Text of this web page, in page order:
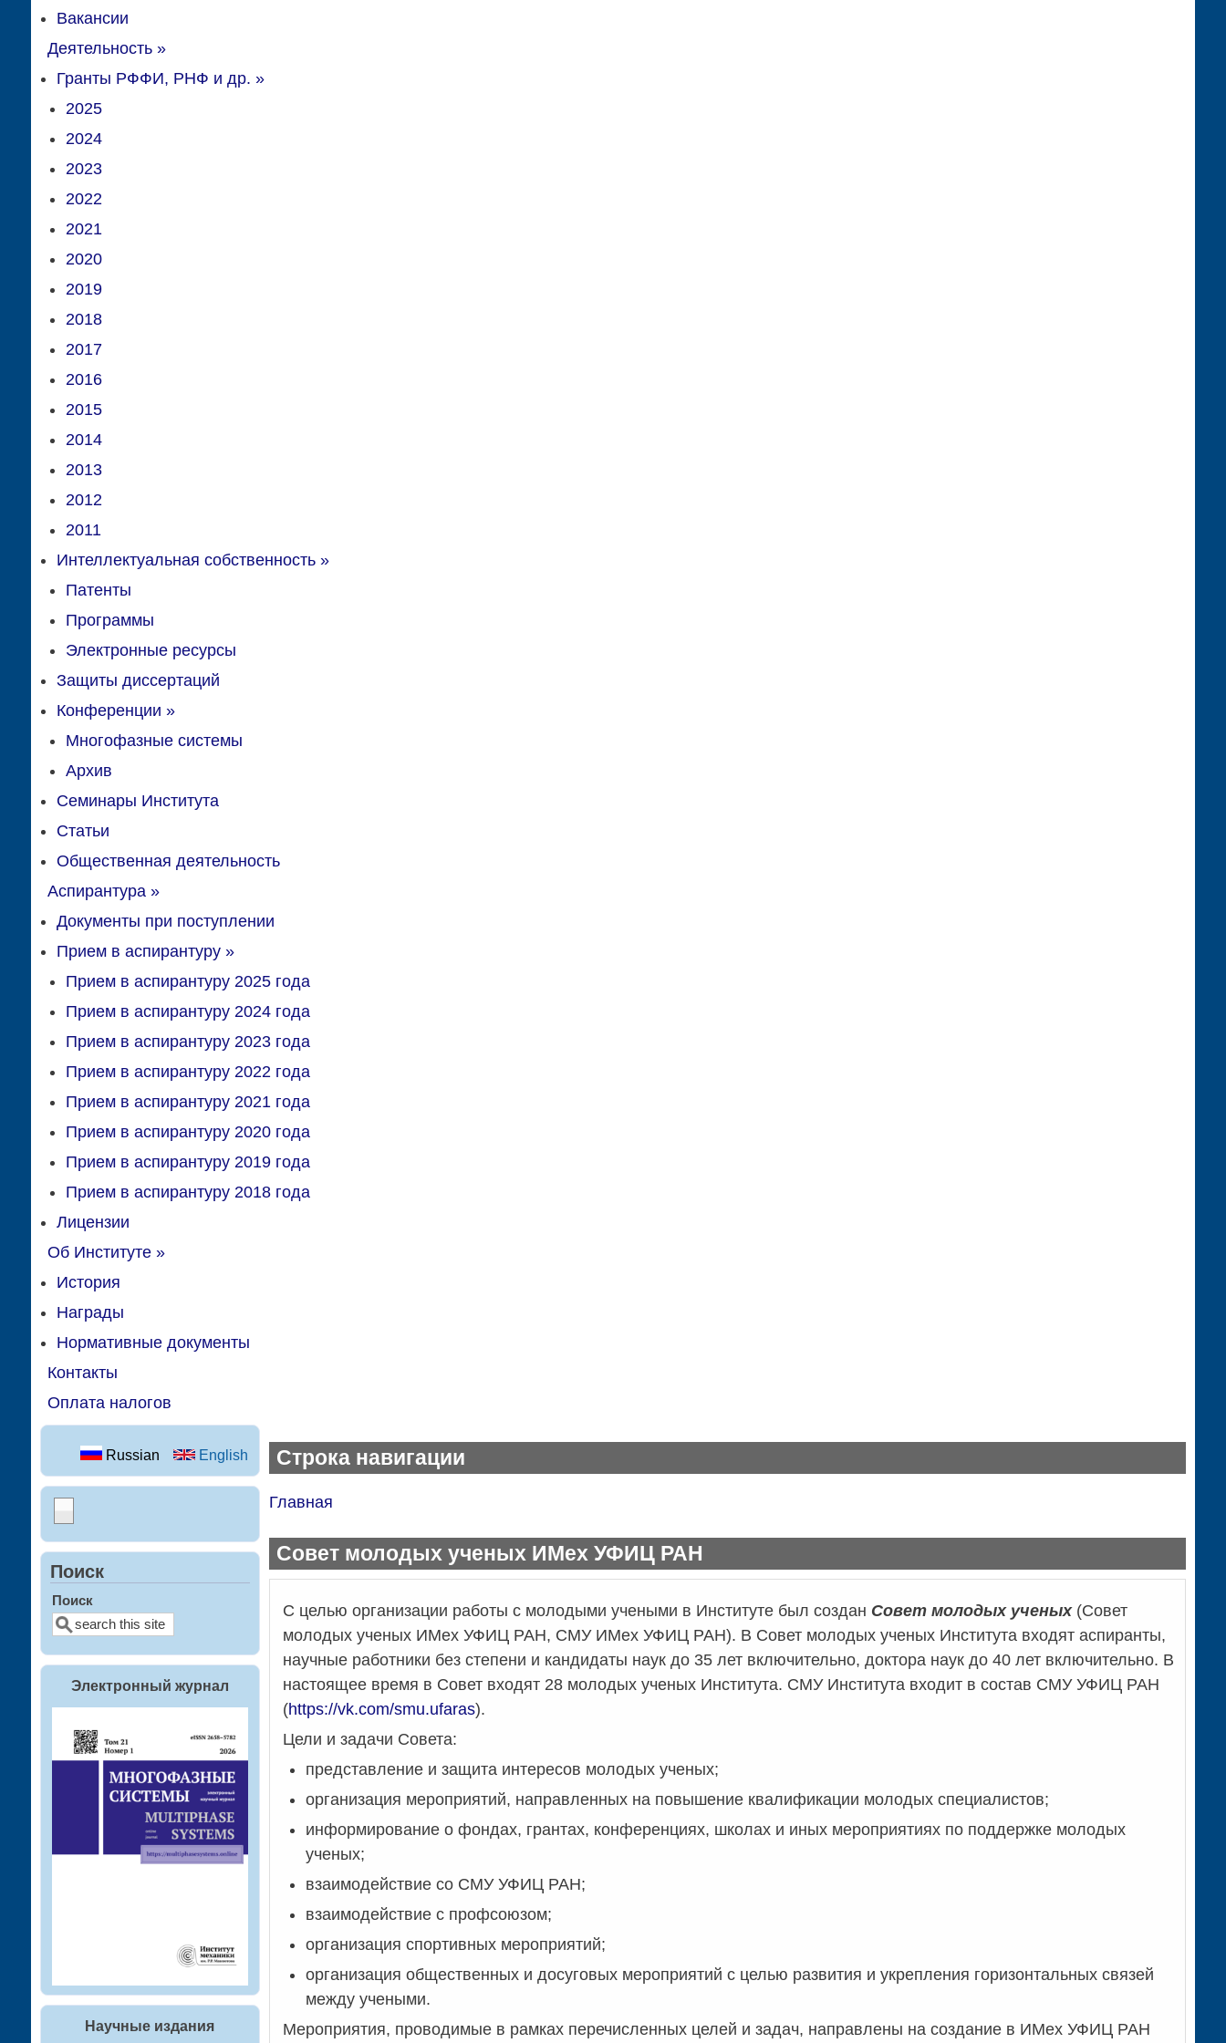
Вакансии
Деятельность»
Гранты РФФИ, РНФ и др. »
2025
2024
2023
2022
2021
2020
2019
2018
2017
2016
2015
2014
2013
2012
2011
Интеллектуальная собственность»
Патенты
Программы
Электронные ресурсы
Защиты диссертаций
Конференции »
Многофазные системы
Архив
Семинары Института
Статьи
Общественная деятельность
Аспирантура»
Документы при поступлении
Прием в аспирантуру»
Прием в аспирантуру 2025 года
Прием в аспирантуру 2024 года
Прием в аспирантуру 2023 года
Прием в аспирантуру 2022 года
Прием в аспирантуру 2021 года
Прием в аспирантуру 2020 года
Прием в аспирантуру 2019 года
Прием в аспирантуру 2018 года
Лицензии
Об Институте»
История
Награды
Нормативные документы
Контакты
Оплата налогов
Строка навигации
Главная
Совет молодых ученых ИМех УФИЦ РАН
С целью организации работы с молодыми учеными в Институте был создан Совет молодых ученых(Совет
молодых ученых ИМех УФИЦ РАН, СМУ ИМех УФИЦ РАН). В Совет молодых ученых Института входят аспиранты,
научные работники без степени и кандидаты наук до 35 лет включительно, доктора наук до 40 лет включительно. В
настоящее время в Совет входят 28 молодых ученых Института. СМУ Института входит в состав СМУ УФИЦ РАН
(https://vk.com/smu.ufaras).
Цели и задачи Совета:
представление и защита интересов молодых ученых;
организация мероприятий, направленных на повышение квалификации молодых специалистов;
информирование о фондах, грантах, конференциях, школах и иных мероприятиях по поддержке молодых
ученых;
взаимодействие со СМУ УФИЦ РАН;
взаимодействие с профсоюзом;
организация спортивных мероприятий;
организация общественных и досуговых мероприятий с целью развития и укрепления горизонтальных связей
между учеными.
Мероприятия, проводимые в рамках перечисленных целей и задач, направлены на создание в ИМех УФИЦ РАН
Russian English
Поиск
Поиск
Электронный журнал
Научные издания